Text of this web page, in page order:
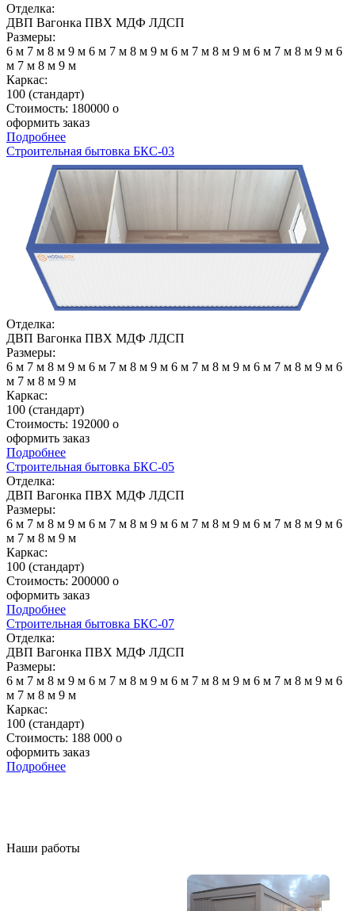
Отделка:
ДВП Вагонка ПВХ МДФ ЛДСП
Размеры:
6 м 7 м 8 м 9 м 6 м 7 м 8 м 9 м 6 м 7 м 8 м 9 м 6 м 7 м 8 м 9 м 6
м 7 м 8 м 9 м
Каркас:
100 (стандарт)
Стоимость: 180000 o
оформить заказ
Подробнее
Строительная бытовка БКС-03
Отделка:
ДВП Вагонка ПВХ МДФ ЛДСП
Размеры:
6 м 7 м 8 м 9 м 6 м 7 м 8 м 9 м 6 м 7 м 8 м 9 м 6 м 7 м 8 м 9 м 6
м 7 м 8 м 9 м
Каркас:
100 (стандарт)
Стоимость: 192000 o
оформить заказ
Подробнее
Строительная бытовка БКС-05
Отделка:
ДВП Вагонка ПВХ МДФ ЛДСП
Размеры:
6 м 7 м 8 м 9 м 6 м 7 м 8 м 9 м 6 м 7 м 8 м 9 м 6 м 7 м 8 м 9 м 6
м 7 м 8 м 9 м
Каркас:
100 (стандарт)
Стоимость: 200000 o
оформить заказ
Подробнее
Строительная бытовка БКС-07
Отделка:
ДВП Вагонка ПВХ МДФ ЛДСП
Размеры:
6 м 7 м 8 м 9 м 6 м 7 м 8 м 9 м 6 м 7 м 8 м 9 м 6 м 7 м 8 м 9 м 6
м 7 м 8 м 9 м
Каркас:
100 (стандарт)
Стоимость: 188 000 o
оформить заказ
Подробнее
Наши работы